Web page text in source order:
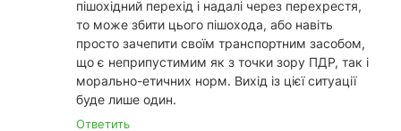
пішохідний перехід і надалі через перехрестя,
то може збити цього пішохода, або навіть
просто зачепити своїм транспортним засобом,
що є неприпустимим як з точки зору ПДР, так і
морально-етичних норм. Вихід із цієї ситуації
буде лише один.
Ответить